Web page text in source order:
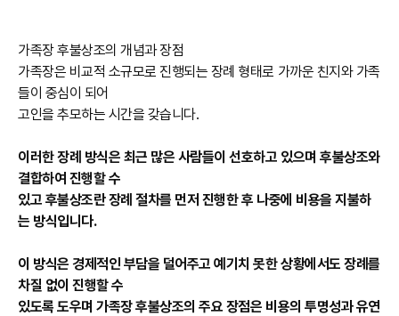
가족장 후불상조의 개념과 장점
가족장은 비교적 소규모로 진행되는 장례 형태로 가까운 친지와 가족
들이 중심이 되어
고인을 추모하는 시간을 갖습니다.
이러한 장례 방식은 최근 많은 사람들이 선호하고 있으며 후불상조와
결합하여 진행할 수
있고 후불상조란 장례 절차를 먼저 진행한 후 나중에 비용을 지불하
는 방식입니다.
이 방식은 경제적인 부담을 덜어주고 예기치 못한 상황에서도 장례를
차질 없이 진행할 수
있도록 도우며 가족장 후불상조의 주요 장점은 비용의 투명성과 유연